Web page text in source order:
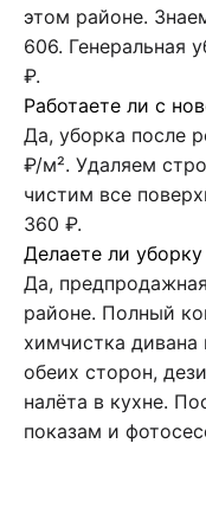
этом районе.
606. Генеральная
₽.
Работаете ли с
Да, уборка после
₽/м². Удаляем
чистим все
360 ₽.
Делаете ли
Да,
районе. Полный
химчистка
обеих сторон,
налёта в кухне.
показам и